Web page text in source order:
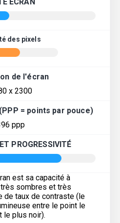
des pixels
de l'écran
x 2300
= points par pouce)
ppp
PROGRESSIVITÉ
est sa capacité à
sombres et très
de taux de contraste (le
entre le point le
le plus noir).